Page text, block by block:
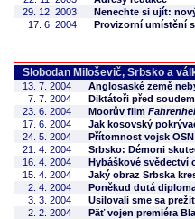
29. 12. 2003
Nenechte si ujít:
17. 6. 2004
Provizorní umístění
Slobodan Miloševič, Srbsko a
13. 7. 2004
Anglosaské země
7. 7. 2004
Diktátoři před soudem
23. 6. 2004
Moorův film
17. 6. 2004
Jak kosovský
24. 5. 2004
Přítomnost vojsk
21. 4. 2004
Srbsko: Démoni
16. 4. 2004
Hybáškové svědectví
15. 4. 2004
Jaký obraz Srbska
2. 4. 2004
Poněkud dutá
3. 3. 2004
Usilovali sme sa prežiť
2. 2. 2004
Päť vojen premiéra